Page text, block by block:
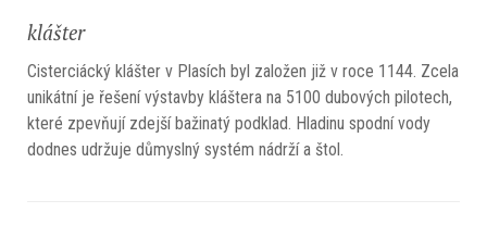
klášter
Cisterciácký klášter v Plasích byl založen již v roce 1144. Zcela
unikátní je řešení výstavby kláštera na 5100 dubových pilotech,
které zpevňují zdejší bažinatý podklad. Hladinu spodní vody
dodnes udržuje důmyslný systém nádrží a štol.